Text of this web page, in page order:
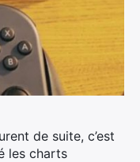
de suite, c’est
les charts